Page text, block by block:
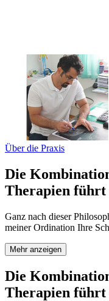
Über die Praxis
Die
Therapien führt
Ganz nach dieser
meiner Ordination Ihre
Mehr anzeigen
Die
Therapien führt